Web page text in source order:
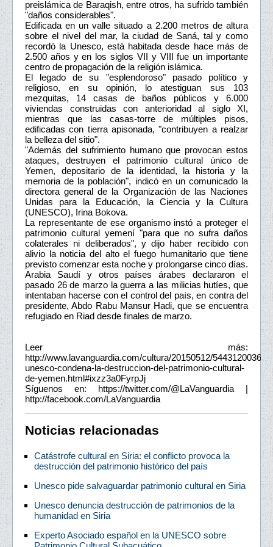
preislámica de Baraqish, entre otros, ha sufrido también
"daños considerables".
Edificada en un valle situado a 2.200 metros de altura
sobre el nivel del mar, la ciudad de Saná, tal y como
recordó la Unesco, está habitada desde hace más de
2.500 años y en los siglos VII y VIII fue un importante
centro de propagación de la religión islámica.
El legado de su "esplendoroso" pasado político y
religioso, en su opinión, lo atestiguan sus 103
mezquitas, 14 casas de baños públicos y 6.000
viviendas construidas con anterioridad al siglo XI,
mientras que las casas-torre de múltiples pisos,
edificadas con tierra apisonada, "contribuyen a realzar
la belleza del sitio".
"Además del sufrimiento humano que provocan estos
ataques, destruyen el patrimonio cultural único de
Yemen, depositario de la identidad, la historia y la
memoria de la población", indicó en un comunicado la
directora general de la Organización de las Naciones
Unidas para la Educación, la Ciencia y la Cultura
(UNESCO), Irina Bokova.
La representante de ese organismo instó a proteger el
patrimonio cultural yemení "para que no sufra daños
colaterales ni deliberados", y dijo haber recibido con
alivio la noticia del alto el fuego humanitario que tiene
previsto comenzar esta noche y prolongarse cinco días.
Arabia Saudí y otros países árabes declararon el
pasado 26 de marzo la guerra a las milicias hutíes, que
intentaban hacerse con el control del país, en contra del
presidente, Abdo Rabu Mansur Hadi, que se encuentra
refugiado en Riad desde finales de marzo.
Leer más:
http://www.lavanguardia.com/cultura/20150512/54431200362/
unesco-condena-la-destruccion-del-patrimonio-cultural-
de-yemen.html#ixzz3a0FyrpJj
Síguenos en: https://twitter.com/@LaVanguardia |
http://facebook.com/LaVanguardia
Noticias relacionadas
Catástrofe cultural en Siria: el conflicto provoca la
destrucción del patrimonio histórico del país
Unesco pide salvaguardar patrimonio cultural en Siria
Unesco denuncia destrucción de patrimonios de la
humanidad en Siria
Experto Asociado español en la UNESCO sobre